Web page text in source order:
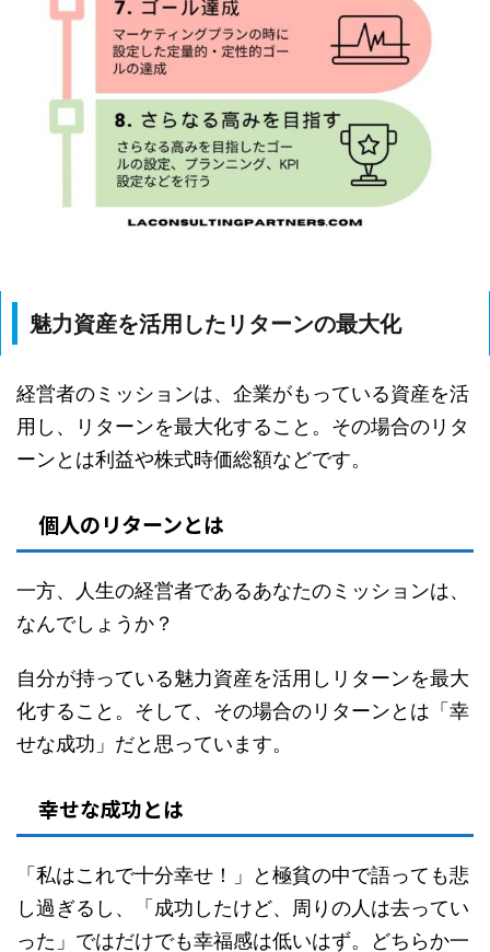
魅力資産を活用したリターンの最大化
経営者のミッションは、企業がもっている資産を活
用し、リターンを最大化すること。その場合のリタ
ーンとは利益や株式時価総額などです。
個人のリターンとは
一方、人生の経営者であるあなたのミッションは、
なんでしょうか？
自分が持っている魅力資産を活用しリターンを最大
化すること。そして、その場合のリターンとは「幸
せな成功」だと思っています。
幸せな成功とは
「私はこれで十分幸せ！」と極貧の中で語っても悲
し過ぎるし、「成功したけど、周りの人は去ってい
った」ではだけでも幸福感は低いはず。どちらか一